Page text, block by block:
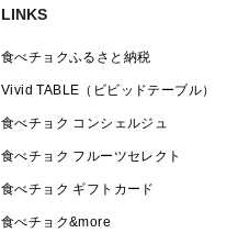
LINKS
食べチョクふるさと納税
Vivid TABLE（ビビッドテーブル）
食べチョク コンシェルジュ
食べチョク フルーツセレクト
食べチョク ギフトカード
食べチョク&more